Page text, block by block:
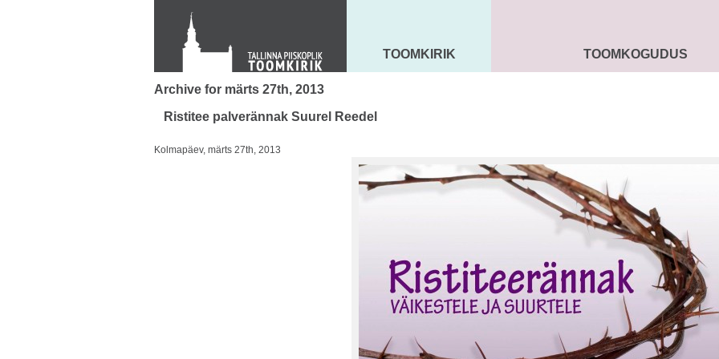
KONTAKT
Toom-Kooli 6, 10130 TALLINN
tallinna.toom@eelk.ee
MAARJA KIRIK
TOOMKIRIK SEENIORIDTOOMKOGUDUS
Archive for märts 27th, 2013
Ristitee palverännak Suurel Reedel
Kolmapäev, märts 27th, 2013